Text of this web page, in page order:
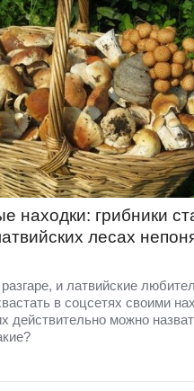
находки: грибники
лесах
и латвийские
в соцсетях своими
действительно можно